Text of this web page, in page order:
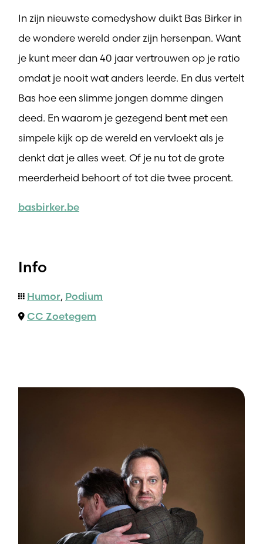
In zijn nieuwste comedyshow duikt Bas Birker in
de wondere wereld onder zijn hersenpan. Want
je kunt meer dan 40 jaar vertrouwen op je ratio
omdat je nooit wat anders leerde. En dus vertelt
Bas hoe een slimme jongen domme dingen
deed. En waarom je gezegend bent met een
simpele kijk op de wereld en vervloekt als je
denkt dat je alles weet. Of je nu tot de grote
meerderheid behoort of tot die twee procent.
basbirker.be
Info
Humor, Podium
CC Zoetegem